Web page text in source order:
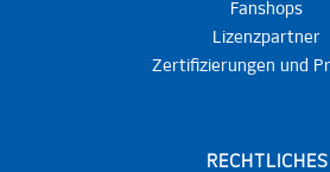
Fanshops
Lizenzpartner
Zertifizierungen und
RECHTLICHES